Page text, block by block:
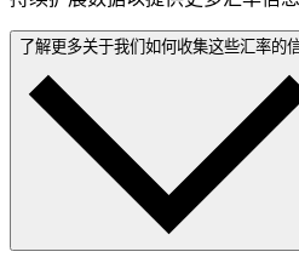
了解更多关于我们如何收集这些汇率的